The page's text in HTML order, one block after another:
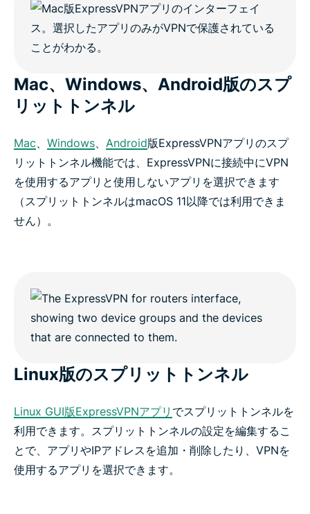
Mac、Windows、Android版のスプ
リットトンネル
Mac Windows Android版ExpressVPNアプリのスプ
リットトンネル機能では、ExpressVPNに接続中にVPN
を使用するアプリと使用しないアプリを選択できます
（スプリットトンネルはmacOS 11以降では利用できま
せん）。
Linux版のスプリットトンネル
Linux GUI版ExpressVPNアプリ でスプリットトンネルを
利用できます。スプリットトンネルの設定を編集するこ
とで、アプリやIPアドレスを追加・削除したり、VPNを
使用するアプリを選択できます。